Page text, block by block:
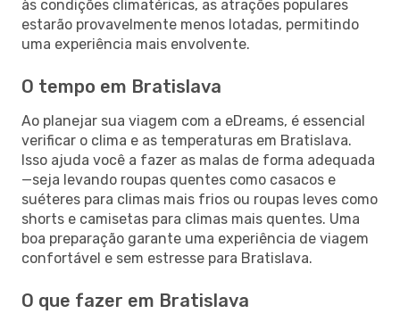
às condições climatéricas, as atrações populares
estarão provavelmente menos lotadas, permitindo
uma experiência mais envolvente.
O tempo em Bratislava
Ao planejar sua viagem com a eDreams, é essencial
verificar o clima e as temperaturas em Bratislava.
Isso ajuda você a fazer as malas de forma adequada
—seja levando roupas quentes como casacos e
suéteres para climas mais frios ou roupas leves como
shorts e camisetas para climas mais quentes. Uma
boa preparação garante uma experiência de viagem
confortável e sem estresse para Bratislava.
O que fazer em Bratislava